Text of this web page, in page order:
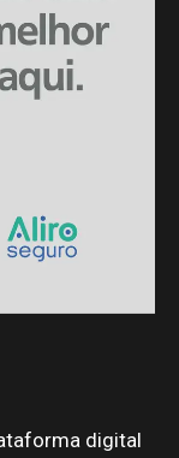
digital